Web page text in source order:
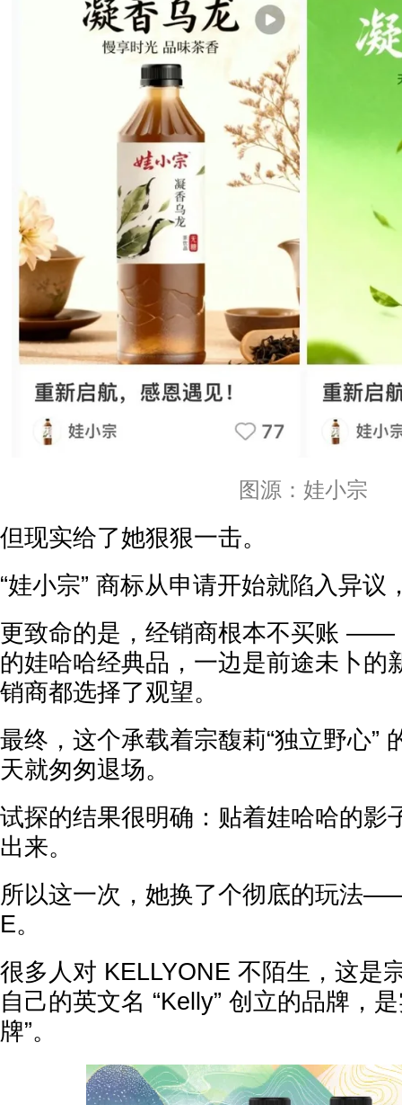
图源：娃小宗
但现实给了她狠狠一击。
“娃小宗” 商标从申请开始就陷入异议
更致命的是，经销商根本不买账 ——
的娃哈哈经典品，一边是前途未卜的
销商都选择了观望。
最终，这个承载着宗馥莉“独立野心”
天就匆匆退场。
试探的结果很明确：贴着娃哈哈的影
出来。
所以这一次，她换了个彻底的玩法
E。
很多人对 KELLYONE 不陌生，这是
自己的英文名 “Kelly” 创立的品牌，
牌”。